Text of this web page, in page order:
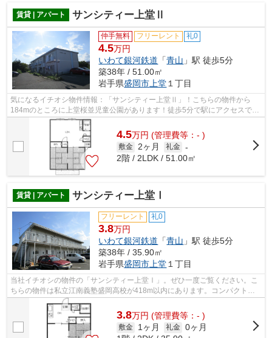
賃貸 | アパート サンシティー上堂Ⅱ
仲手無料 フリーレント 礼0
4.5万円
いわて銀河鉄道 「青山 」駅 徒歩5分
築38年 / 51.00㎡
岩手県盛岡市 上堂 １丁目
気になるイチオシ物件情報：「サンシティー上堂Ⅱ」！こちらの物件から
184mのところに上堂桜並児童公園があります！徒歩5分で駅にアクセスでき
る物件です！レイアウトも変えやすいコン...
4.5万円 (管理費等：- )
敷金 2ヶ月 礼金 -
2階 / 2LDK / 51.00㎡
賃貸 | アパート サンシティー上堂Ⅰ
フリーレント 礼0
3.8万円
いわて銀河鉄道 「青山 」駅 徒歩5分
築38年 / 35.90㎡
岩手県盛岡市 上堂 １丁目
当社イチオシの物件の「サンシティー上堂Ⅰ」。ぜひ一度ご覧ください。こ
ちらの物件は私立江南義塾盛岡高校が418m以内にあります。コンパクトな
間取りで使い勝手のいいアパートになって...
3.8万円 (管理費等：- )
敷金 1ヶ月 礼金 0ヶ月